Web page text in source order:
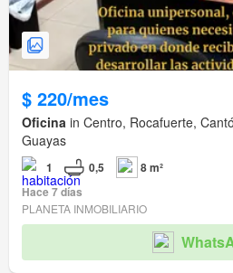
$ 220/mes
Oficina in Centro, Rocafuerte,
Guayas
1 0,5
8 m²
Hace 7 días
PLANETA INMOBILIARIO